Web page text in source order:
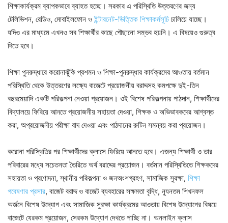
শিক্ষাকার্যক্রম ব্যাপকভাবে ব্যাহত হচ্ছে। সরকার এ পরিস্থিতি উত্তরণের জন্য
টেলিভিশন, রেডিও, মোবাইলফোন ও ইন্টারনেট-ভিত্তিক শিক্ষাকর্মসূচি চালিয়ে যাচ্ছে।
যদিও এর মাধ্যমে এখনও সব শিক্ষার্থীর কাছে পৌছানো সম্ভব হয়নি। এ বিষয়েও গুরুত্ব
দিতে হবে।
শিক্ষা পুনরুদ্ধারে করোনাঝুঁকি প্রশমন ও শিক্ষা-পুনরুদ্ধার কার্যক্রমের আওতায় বর্তমান
পরিস্থিতি থেকে উত্তরণের লক্ষ্যে বাজেটে প্রয়োজনীয় বরাদ্দসহ কমপক্ষে দুই-তিন
বছরমেয়াদি একটি পরিকল্পনা নেওয়া প্রয়োজন। ওই বিশেষ পরিকল্পনায় পাঠদান, শিক্ষার্থীদের
বিদ্যালয়ে ফিরিয়ে আনতে প্রয়োজনীয় সহায়তা দেওয়া, শিক্ষক ও অভিভাবকদের আশ্বস্ত
করা, অপ্রয়োজনীয় পরীক্ষা বাদ দেওয়া এবং পাঠদানের রুটিন সমন্বয় করা প্রয়োজন।
করোনা পরিস্থিতির পর শিক্ষার্থীদের ক্লাসে ফিরিয়ে আনতে হবে। এজন্য শিক্ষার্থী ও তার
পরিবারের মধ্যে সচেতনতা তৈরিতে অর্থ বরাদ্দের প্রয়োজন। বর্তমান পরিস্থিতিতে শিক্ষকদের
সহায়তা ও প্রণোদনা, স্থানীয় পরিকল্পনা ও জনঅংশগ্রহণ, সামাজিক সুরক্ষা, শিক্ষা
গবেষণার প্রসার, বাজেট বরাদ্দ ও বাজেট ব্যবহারের সক্ষমতা বৃদ্ধি, ন্যূনতম শিখনফল
অর্জনে বিশেষ উদ্যোগ এবং সামাজিক সুরক্ষা কার্যক্রমের আওতায় বিশেষ উদ্যোগের বিষয়ে
বাজেটে যেরকম প্রয়োজন, সেরকম উদ্যোগ দেখতে পাচ্ছি না। অনলাইন ক্লাস